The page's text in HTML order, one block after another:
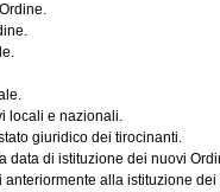
locali e nazionali.
giuridico dei tirocinanti.
data di istituzione dei nuovi
alla istituzione